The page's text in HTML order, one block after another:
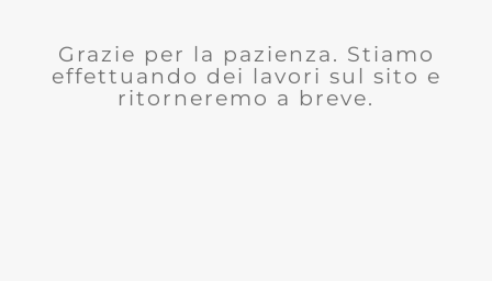
Grazie per la pazienza. Stiamo
effettuando dei lavori sul sito e
ritorneremo a breve.